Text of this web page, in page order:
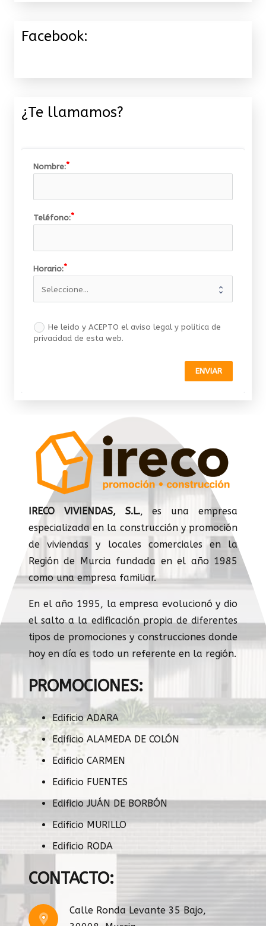
Facebook:
¿Te llamamos?
Nombre:
Teléfono:
Horario:
He leido y ACEPTO el aviso legal y politica de
privacidad de esta web.
ENVIAR
IRECO VIVIENDAS, S.L., es una empresa
especializada en la construcción y promoción
de viviendas y locales comerciales en la
Región de Murcia fundada en el año 1985
como una empresa familiar.
En el año 1995, la empresa evolucionó y dio
el salto a la edificación propia de diferentes
tipos de promociones y construcciones donde
hoy en día es todo un referente en la región.
PROMOCIONES:
Edificio ADARA
Edificio ALAMEDA DE COLÓN
Edificio CARMEN
Edificio FUENTES
Edificio JUÁN DE BORBÓN
Edificio MURILLO
Edificio RODA
CONTACTO:
Calle Ronda Levante 35 Bajo,